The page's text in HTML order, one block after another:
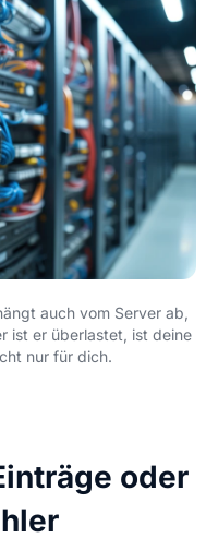
auch vom Server ab,
ist er überlastet, ist deine
nur für dich.
oder